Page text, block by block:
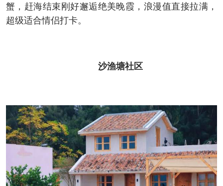
蟹，赶海结束刚好邂逅绝美晚霞，浪漫值直接拉满，
超级适合情侣打卡。
沙渔塘社区